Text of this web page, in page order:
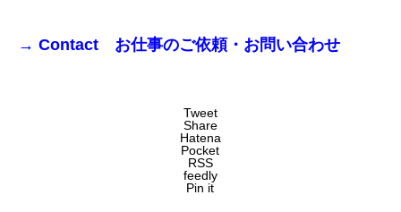
→ Contact お仕事のご依頼・お問い合わせ
Tweet
Share
Hatena
Pocket
RSS
feedly
Pin it